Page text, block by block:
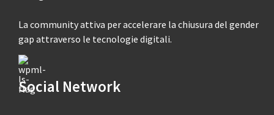
La community attiva per accelerare la chiusura del gender
gap attraverso le tecnologie digitali.
Social Network